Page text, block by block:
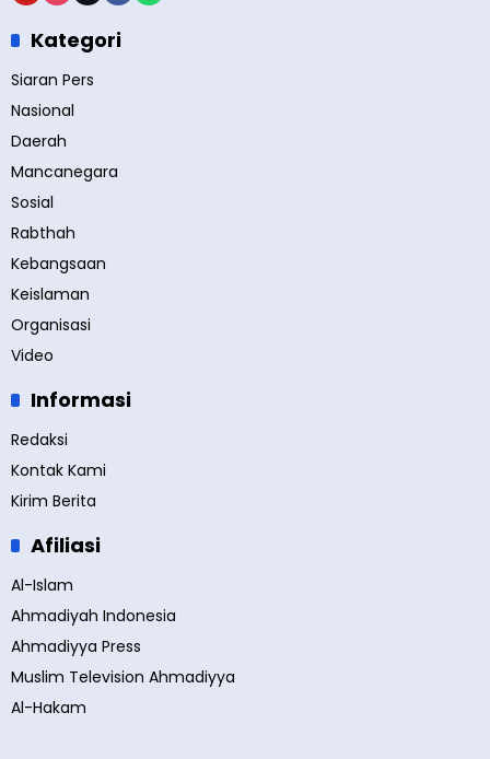
Kategori
Siaran Pers
Nasional
Daerah
Mancanegara
Sosial
Rabthah
Kebangsaan
Keislaman
Organisasi
Video
Informasi
Redaksi
Kontak Kami
Kirim Berita
Afiliasi
Al-Islam
Ahmadiyah Indonesia
Ahmadiyya Press
Muslim Television Ahmadiyya
Al-Hakam